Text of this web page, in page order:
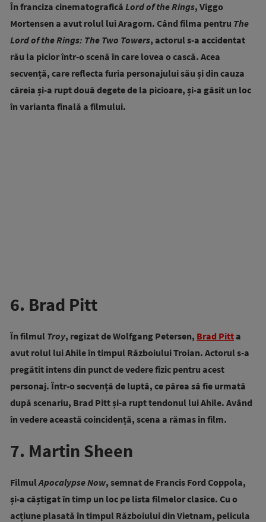
În franciza cinematografică Lord of the Rings, Viggo
Mortensen a avut rolul lui Aragorn. Când filma pentru The
Lord of the Rings: The Two Towers, actorul s-a accidentat
rău la picior într-o scenă în care lovea o cască. Acea
secvență, care reflecta furia personajului său și din cauza
căreia și-a rupt două degete de la picioare, și-a găsit un loc
în varianta finală a filmului.
6. Brad Pitt
În filmul Troy, regizat de Wolfgang Petersen, Brad Pitt a
avut rolul lui Ahile în timpul Războiului Troian. Actorul s-a
pregătit intens din punct de vedere fizic pentru acest
personaj. Într-o secvență de luptă, ce părea să fie urmată
după scenariu, Brad Pitt și-a rupt tendonul lui Ahile. Având
în vedere această coincidență, scena a rămas în film.
7. Martin Sheen
FilmulApocalypse Now, semnat de Francis Ford Coppola,
și-a câștigat în timp un loc pe lista filmelor clasice. Cu o
acțiune plasată în timpul Războiului din Vietnam, pelicula